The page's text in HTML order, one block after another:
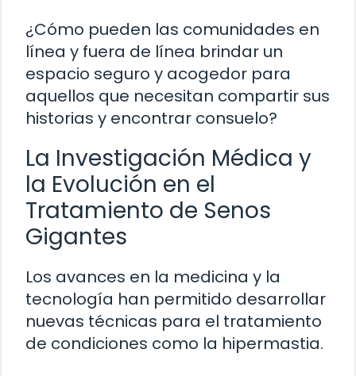
¿Cómo pueden las comunidades en
línea y fuera de línea brindar un
espacio seguro y acogedor para
aquellos que necesitan compartir sus
historias y encontrar consuelo?
La Investigación Médica y
la Evolución en el
Tratamiento de Senos
Gigantes
Los avances en la medicina y la
tecnología han permitido desarrollar
nuevas técnicas para el tratamiento
de condiciones como la hipermastia.